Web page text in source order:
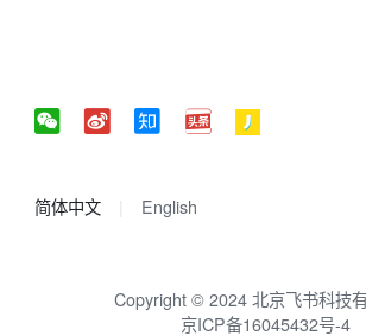
简体中文 English
Copyright © 2024 北京飞书科技
京ICP备16045432号-4